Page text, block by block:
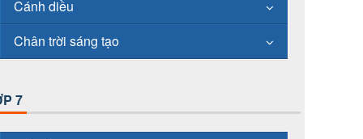
Cánh diều
Chân trời sáng tạo
7